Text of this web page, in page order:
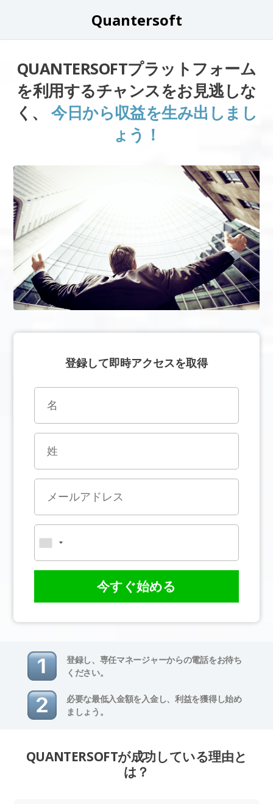
Quantersoft
QUANTERSOFTプラットフォーム
を利用するチャンスをお見逃しな
く、今日から収益を生み出しまし
ょう！
登録して即時アクセスを取得
今すぐ始める
登録し、専任マネージャーからの電話をお待ち
ください。
必要な最低入金額を入金し、利益を獲得し始め
ましょう。
QUANTERSOFTが成功している理由と
は？